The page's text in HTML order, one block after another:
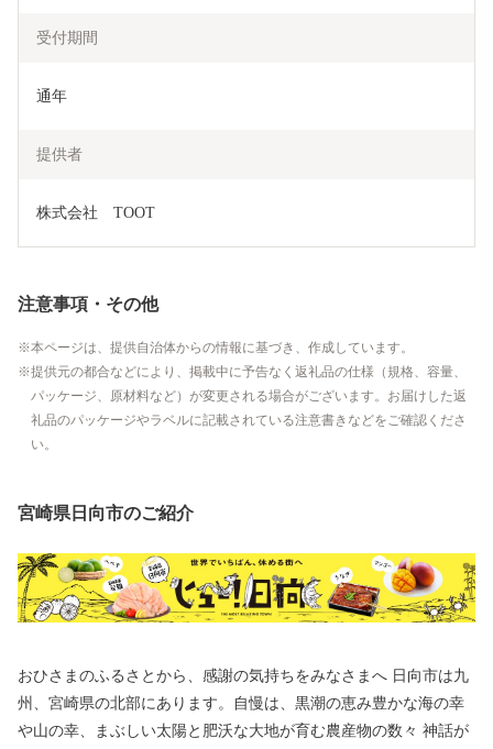
受付期間
通年
提供者
株式会社　TOOT
注意事項・その他
本ページは、提供自治体からの情報に基づき、作成しています。
提供元の都合などにより、掲載中に予告なく返礼品の仕様（規格、容量、
パッケージ、原材料など）が変更される場合がございます。お届けした返
礼品のパッケージやラベルに記載されている注意書きなどをご確認くださ
い。
宮崎県日向市のご紹介
おひさまのふるさとから、感謝の気持ちをみなさまへ 日向市は九
州、宮崎県の北部にあります。自慢は、黒潮の恵み豊かな海の幸
や山の幸、まぶしい太陽と肥沃な大地が育む農産物の数々 神話が